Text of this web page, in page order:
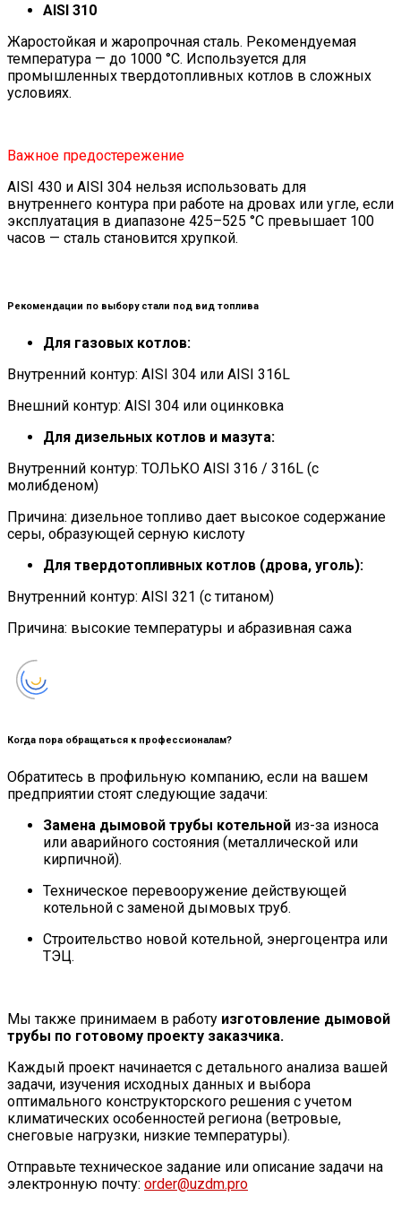
AISI 310
Жаростойкая и жаропрочная сталь. Рекомендуемая
температура — до 1000 °C. Используется для
промышленных твердотопливных котлов в сложных
условиях.
Важное предостережение
AISI 430 и AISI 304 нельзя использовать для
внутреннего контура при работе на дровах или угле, если
эксплуатация в диапазоне 425–525 °C превышает 100
часов — сталь становится хрупкой.
Рекомендации по выбору стали под вид топлива
Для газовых котлов:
Внутренний контур: AISI 304 или AISI 316L
Внешний контур: AISI 304 или оцинковка
Для дизельных котлов и мазута:
Внутренний контур: ТОЛЬКО AISI 316 / 316L (с
молибденом)
Причина: дизельное топливо дает высокое содержание
серы, образующей серную кислоту
Для твердотопливных котлов (дрова, уголь):
Внутренний контур: AISI 321 (с титаном)
Причина: высокие температуры и абразивная сажа
Когда пора обращаться к профессионалам?
Обратитесь в профильную компанию, если на вашем
предприятии стоят следующие задачи:
Замена дымовой трубы котельной из-за износа
или аварийного состояния (металлической или
кирпичной).
Техническое перевооружение действующей
котельной с заменой дымовых труб.
Строительство новой котельной, энергоцентра или
ТЭЦ.
Мы также принимаем в работу изготовление дымовой
трубы по готовому проекту заказчика.
Каждый проект начинается с детального анализа вашей
задачи, изучения исходных данных и выбора
оптимального конструкторского решения с учетом
климатических особенностей региона (ветровые,
снеговые нагрузки, низкие температуры).
Отправьте техническое задание или описание задачи на
электронную почту: order@uzdm.pro